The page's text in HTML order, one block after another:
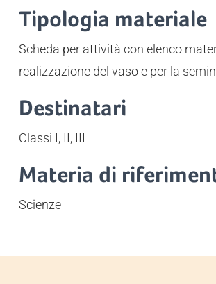
Tipologia materiale
Scheda per attività con elenco
realizzazione del vaso e per la
Destinatari
Classi I, II, III
Materia di
Scienze